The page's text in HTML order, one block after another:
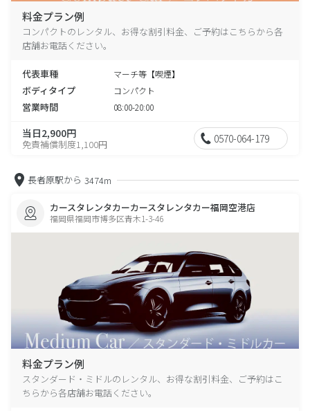
料金プラン例
コンパクトのレンタル、お得な割引料金、ご予約はこちらから各
店舗お電話ください。
代表車種 マーチ等【喫煙】
ボディタイプ コンパクト
営業時間 08:00-20:00
当日2,900円
免責補償制度1,100円 0570-064-179
長者原駅から 3474m
カースタレンタカーカースタレンタカー福岡空港店
福岡県福岡市博多区青木1-3-46
料金プラン例
スタンダード・ミドルのレンタル、お得な割引料金、ご予約はこ
ちらから各店舗お電話ください。